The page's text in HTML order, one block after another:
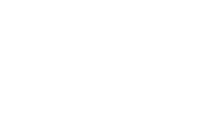
Terapia
Aperti O